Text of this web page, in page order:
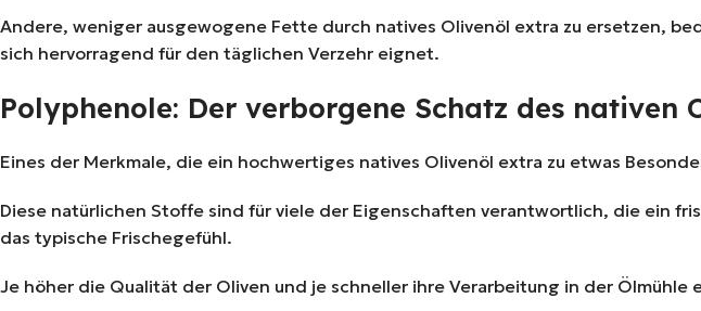
Andere, weniger ausgewogene Fette durch natives Olivenöl extra zu ersetzen,
sich hervorragend für den täglichen Verzehr eignet.
Polyphenole: Der verborgene Schatz des nativen
Eines der Merkmale, die ein hochwertiges natives Olivenöl extra zu etwas
Diese natürlichen Stoffe sind für viele der Eigenschaften verantwortlich, die ein
das typische Frischegefühl.
Je höher die Qualität der Oliven und je schneller ihre Verarbeitung in der